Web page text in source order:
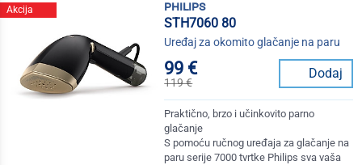
Akcija
philips
STH7060 80
Uređaj za okomito glačanje na paru
99 €
119 €
Dodaj
Praktično, brzo i učinkovito parno
glačanje
S pomoću ručnog uređaja za glačanje na
paru serije 7000 tvrtke Philips sva vaša